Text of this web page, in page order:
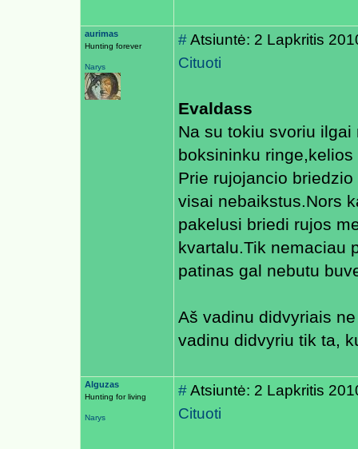
aurimas
Hunting forever
Narys
#Atsiuntė: 2 Lapkritis
Cituoti
Evaldass
Na su tokiu svoriu
boksininku
Prie rujojancio
visai nebaikstus.Nors
pakelusi briedi rujos
kvartalu.Tik nemaciau
patinas gal nebutu
Aš vadinu didvyriais
vadinu didvyriu tik ta,
Alguzas
Hunting for living
Narys
#Atsiuntė: 2 Lapkritis
Cituoti